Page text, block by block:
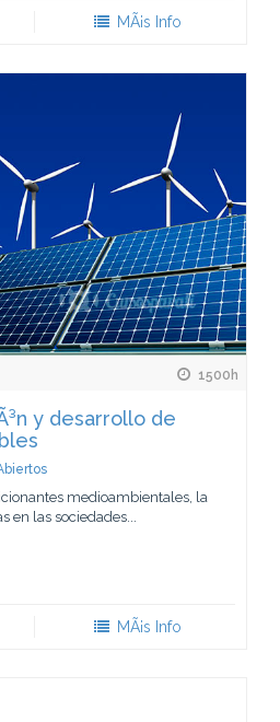
MÃ¡s Info
1500h
y desarrollo de
medioambientales, la
las sociedades...
MÃ¡s Info